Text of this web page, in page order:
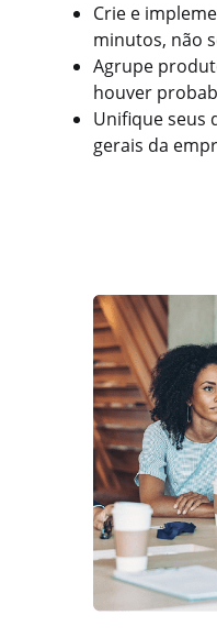
Crie e
minutos, não
Agrupe
houver
Unifique seus
gerais da